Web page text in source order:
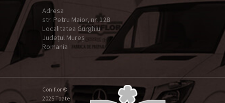
Adresa
str. Petru Maior, nr. 128
Localitatea Gurghiu
Județul Mureș
Romania
Coniflor ©
2025 Toate